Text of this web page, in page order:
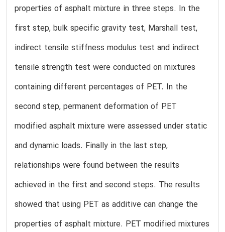
properties of asphalt mixture in three steps. In the
first step, bulk specific gravity test, Marshall test,
indirect tensile stiffness modulus test and indirect
tensile strength test were conducted on mixtures
containing different percentages of PET. In the
second step, permanent deformation of PET
modified asphalt mixture were assessed under static
and dynamic loads. Finally in the last step,
relationships were found between the results
achieved in the first and second steps. The results
showed that using PET as additive can change the
properties of asphalt mixture. PET modified mixtures